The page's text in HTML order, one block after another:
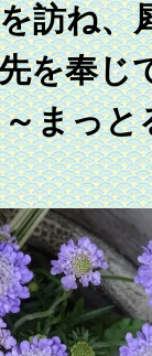
訪ね、
を奉じ
まっ